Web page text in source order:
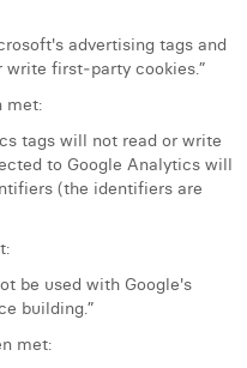
advertising tags and
first‑party cookies.”
met:
tags will not read or write
to Google Analytics will
(the identifiers are
be used with Google's
building.”
met: